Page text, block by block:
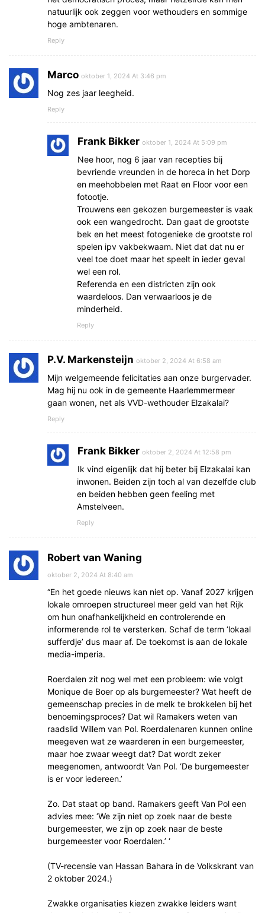
natuurlijk ook zeggen voor wethouders en sommige
hoge ambtenaren.
Reply
Marco oktober 1, 2024 At 3:46 pm
Nog zes jaar leegheid.
Reply
Frank Bikker oktober 1, 2024 At 5:09 pm
Nee hoor, nog 6 jaar van recepties bij
bevriende vreunden in de horeca in het Dorp
en meehobbelen met Raat en Floor voor een
fotootje.
Trouwens een gekozen burgemeester is vaak
ook een wangedrocht. Dan gaat de grootste
bek en het meest fotogenieke de grootste rol
spelen ipv vakbekwaam. Niet dat dat nu er
veel toe doet maar het speelt in ieder geval
wel een rol.
Referenda en een districten zijn ook
waardeloos. Dan verwaarloos je de
minderheid.
Reply
P.V. Markensteijn oktober 2, 2024 At 6:58 am
Mijn welgemeende felicitaties aan onze burgervader.
Mag hij nu ook in de gemeente Haarlemmermeer
gaan wonen, net als VVD-wethouder Elzakalai?
Reply
Frank Bikker oktober 2, 2024 At 12:58 pm
Ik vind eigenlijk dat hij beter bij Elzakalai kan
inwonen. Beiden zijn toch al van dezelfde club
en beiden hebben geen feeling met
Amstelveen.
Reply
Robert van Waning
oktober 2, 2024 At 8:40 am
“En het goede nieuws kan niet op. Vanaf 2027 krijgen
lokale omroepen structureel meer geld van het Rijk
om hun onafhankelijkheid en controlerende en
informerende rol te versterken. Schaf de term ‘lokaal
sufferdje’ dus maar af. De toekomst is aan de lokale
media-imperia.
Roerdalen zit nog wel met een probleem: wie volgt
Monique de Boer op als burgemeester? Wat heeft de
gemeenschap precies in de melk te brokkelen bij het
benoemingsproces? Dat wil Ramakers weten van
raadslid Willem van Pol. Roerdalenaren kunnen online
meegeven wat ze waarderen in een burgemeester,
maar hoe zwaar weegt dat? Dat wordt zeker
meegenomen, antwoordt Van Pol. ‘De burgemeester
is er voor iedereen.’
Zo. Dat staat op band. Ramakers geeft Van Pol een
advies mee: ‘We zijn niet op zoek naar de beste
burgemeester, we zijn op zoek naar de beste
burgemeester voor Roerdalen.’ ‘
(TV-recensie van Hassan Bahara in de Volkskrant van
2 oktober 2024.)
Zwakke organisaties kiezen zwakke leiders want